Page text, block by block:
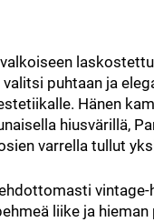
puhtaan ja
Hänen
hiusvärillä,
varrella tullut
liike ja